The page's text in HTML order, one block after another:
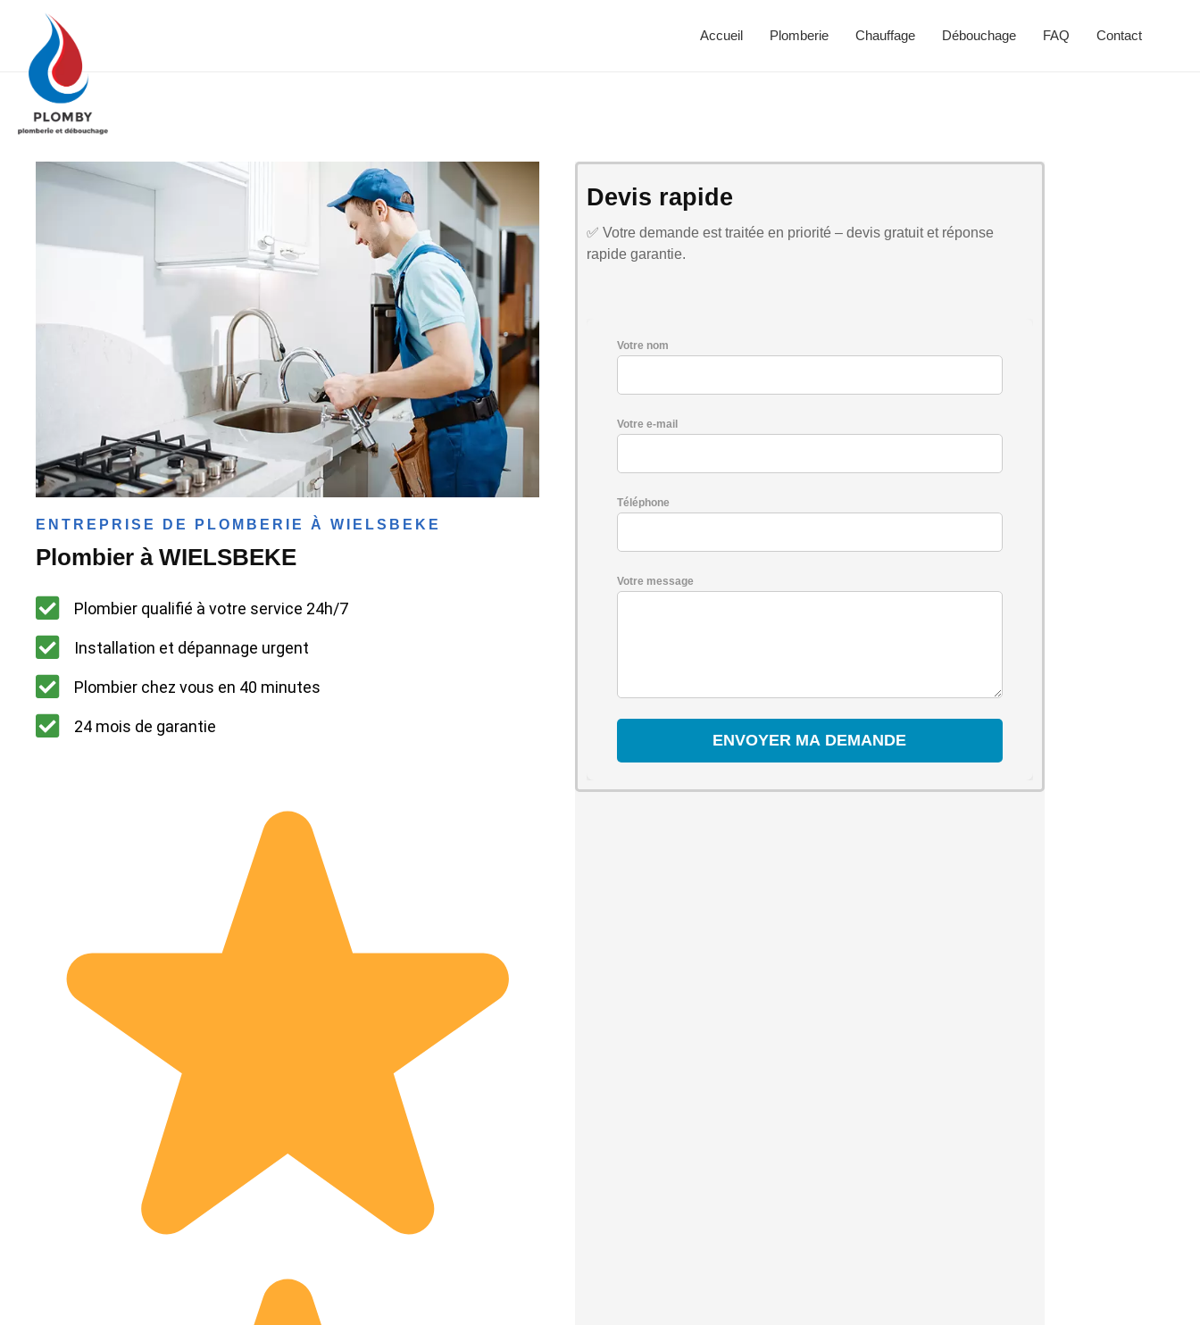
Accueil Plomberie Chauffage Débouchage FAQ Contact
ENTREPRISE DE PLOMBERIE À WIELSBEKE
Plombier à WIELSBEKE
Plombier qualifié à votre service 24h/7
Installation et dépannage urgent
Plombier chez vous en 40 minutes
24 mois de garantie
Devis rapide
✅ Votre demande est traitée en priorité – devis gratuit et réponse
rapide garantie.
Votre nom
Votre e-mail
Téléphone
Votre message